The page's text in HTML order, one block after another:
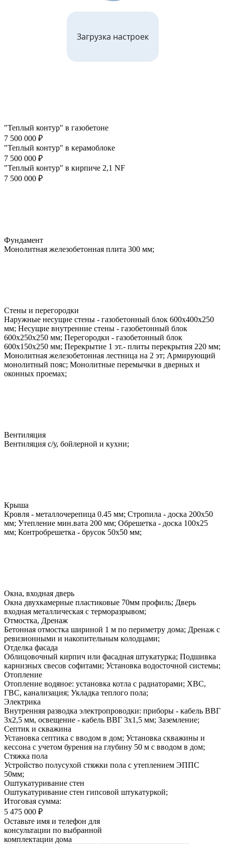
Загрузка настроек
"Теплый контур" в газобетоне
7 500 000 ₽
"Теплый контур" в керамоблоке
7 500 000 ₽
"Теплый контур" в кирпиче 2,1 NF
7 500 000 ₽
Фундамент
Монолитная железобетонная плита 300 мм;
Стены и перегородки
Наружные несущие стены - газобетонный блок 600х400х250
мм; Несущие внутренние стены - газобетонный блок
600х250х250 мм; Перегородки - газобетонный блок
600х150х250 мм; Перекрытие 1 эт.- плиты перекрытия 220 мм;
Монолитная железобетонная лестница на 2 эт; Армирующий
монолитный пояс; Монолитные перемычки в дверных и
оконных проемах;
Вентиляция
Вентиляция с/у, бойлерной и кухни;
Крыша
Кровля - металлочерепица 0.45 мм; Стропила - доска 200х50
мм; Утепление мин.вата 200 мм; Обрешетка - доска 100х25
мм; Контробрешетка - брусок 50х50 мм;
Окна, входная дверь
Окна двухкамерные пластиковые 70мм профиль; Дверь
входная металлическая с терморазрывом;
Отмостка, Дренаж
Бетонная отмостка шириной 1 м по периметру дома; Дренаж с
ревизионными и накопительным колодцами;
Отделка фасада
Облицовочный кирпич или фасадная штукатурка; Подшивка
карнизных свесов софитами; Установка водосточной системы;
Отопление
Отопление водяное: установка котла с радиаторами; ХВС,
ГВС, канализация; Укладка теплого пола;
Электрика
Внутренняя разводка электропроводки: приборы - кабель ВВГ
3х2,5 мм, освещение - кабель ВВГ 3х1,5 мм; Заземление;
Септик и скважина
Установка септика с вводом в дом; Установка скважины и
кессона с учетом бурения на глубину 50 м с вводом в дом;
Стяжка пола
Устройство полусухой стяжки пола с утеплением ЭППС
50мм;
Оштукатуривание стен
Оштукатуривание стен гипсовой штукатуркой;
Итоговая сумма:
5 475 000 ₽
Оставьте имя и телефон для
консультации по выбранной
комплектации дома